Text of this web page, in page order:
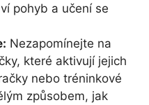
pohyb a učení se
Nezapomínejte na
které aktivují jejich
nebo tréninkové
způsobem, jak